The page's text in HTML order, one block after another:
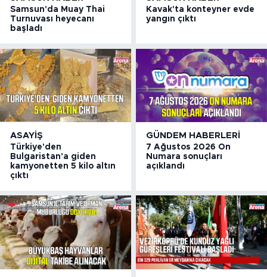
Samsun'da Muay Thai
Turnuvası heyecanı
başladı
Kavak'ta konteyner evde
yangın çıktı
ASAYIŞ
Türkiye'den
Bulgaristan'a giden
kamyonetten 5 kilo altın
çıktı
GÜNDEM HABERLERI
7 Ağustos 2026 On
Numara sonuçları
açıklandı